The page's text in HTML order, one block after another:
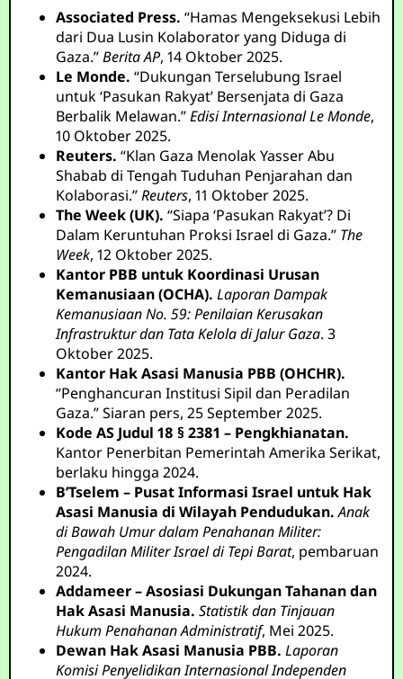
Associated Press. “Hamas Mengeksekusi Lebih
dari Dua Lusin Kolaborator yang Diduga di
Gaza.”Berita AP, 14 Oktober 2025.
Le Monde. “Dukungan Terselubung Israel
untuk ‘Pasukan Rakyat’ Bersenjata di Gaza
Berbalik Melawan.”Edisi Internasional Le Monde,
10 Oktober 2025.
Reuters. “Klan Gaza Menolak Yasser Abu
Shabab di Tengah Tuduhan Penjarahan dan
Kolaborasi.”Reuters, 11 Oktober 2025.
The Week (UK). “Siapa ‘Pasukan Rakyat’? Di
Dalam Keruntuhan Proksi Israel di Gaza.” The
Week, 12 Oktober 2025.
Kantor PBB untuk Koordinasi Urusan
Kemanusiaan (OCHA). Laporan Dampak
Kemanusiaan No. 59: Penilaian Kerusakan
Infrastruktur dan Tata Kelola di Jalur Gaza. 3
Oktober 2025.
Kantor Hak Asasi Manusia PBB (OHCHR).
“Penghancuran Institusi Sipil dan Peradilan
Gaza.” Siaran pers, 25 September 2025.
Kode AS Judul 18 § 2381 – Pengkhianatan.
Kantor Penerbitan Pemerintah Amerika Serikat,
berlaku hingga 2024.
B’Tselem – Pusat Informasi Israel untuk Hak
Asasi Manusia di Wilayah Pendudukan. Anak
di Bawah Umur dalam Penahanan Militer:
Pengadilan Militer Israel di Tepi Barat, pembaruan
2024.
Addameer – Asosiasi Dukungan Tahanan dan
Hak Asasi Manusia. Statistik dan Tinjauan
Hukum Penahanan Administratif, Mei 2025.
Dewan Hak Asasi Manusia PBB. Laporan
Komisi Penyelidikan Internasional Independen